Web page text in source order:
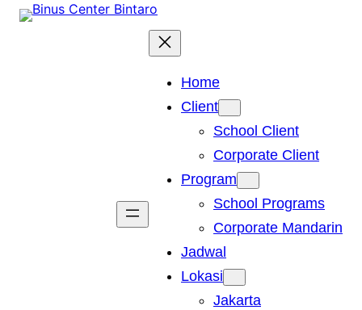
Skip
Home
Client
School Client
Corporate Client
Program
School Programs
Corporate Mandarin
Jadwal
Lokasi
Jakarta